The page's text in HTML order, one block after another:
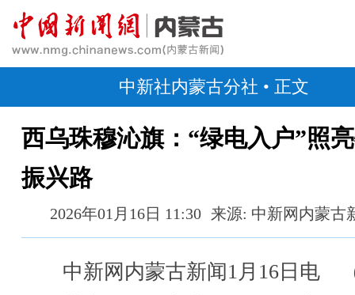
中新社内蒙古分社 • 正文
西乌珠穆沁旗：“绿电入户”照
振兴路
2026年01月16日 11:30 来源: 中新网内蒙古
中新网内蒙古新闻1月16日电